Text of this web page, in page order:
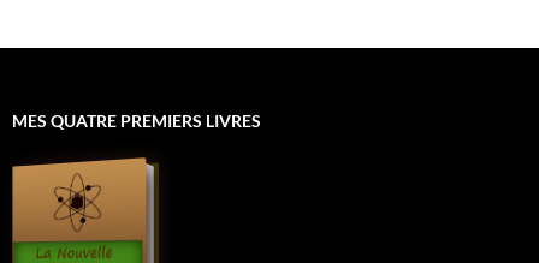
MES QUATRE PREMIERS LIVRES